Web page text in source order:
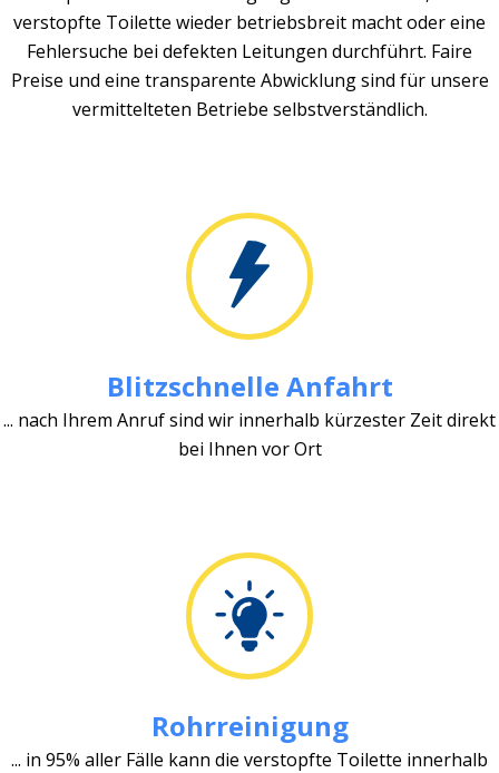
verstopfte Toilette wieder betriebsbreit macht oder eine
Fehlersuche bei defekten Leitungen durchführt. Faire
Preise und eine transparente Abwicklung sind für unsere
vermittelteten Betriebe selbstverständlich.
Blitzschnelle Anfahrt
... nach Ihrem Anruf sind wir innerhalb kürzester Zeit direkt
bei Ihnen vor Ort
Rohrreinigung
... in 95% aller Fälle kann die verstopfte Toilette innerhalb